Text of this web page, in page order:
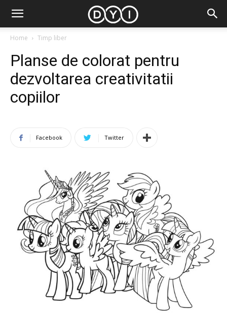
Home Timp liber
Planse de colorat pentru
dezvoltarea creativitatii
copiilor
Facebook Twitter